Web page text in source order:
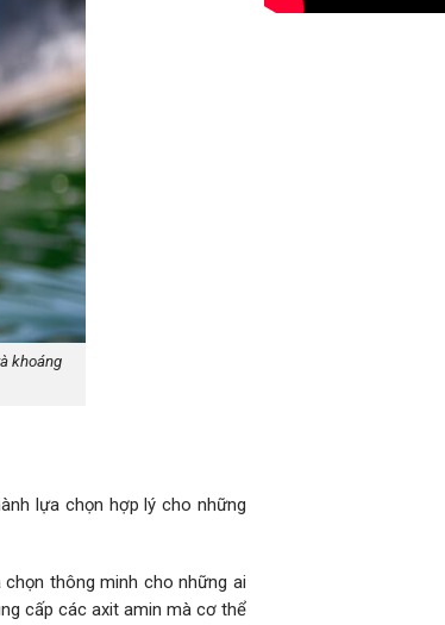
khoáng
lựa chọn hợp lý cho những
thông minh cho những ai
cấp các axit amin mà cơ thể